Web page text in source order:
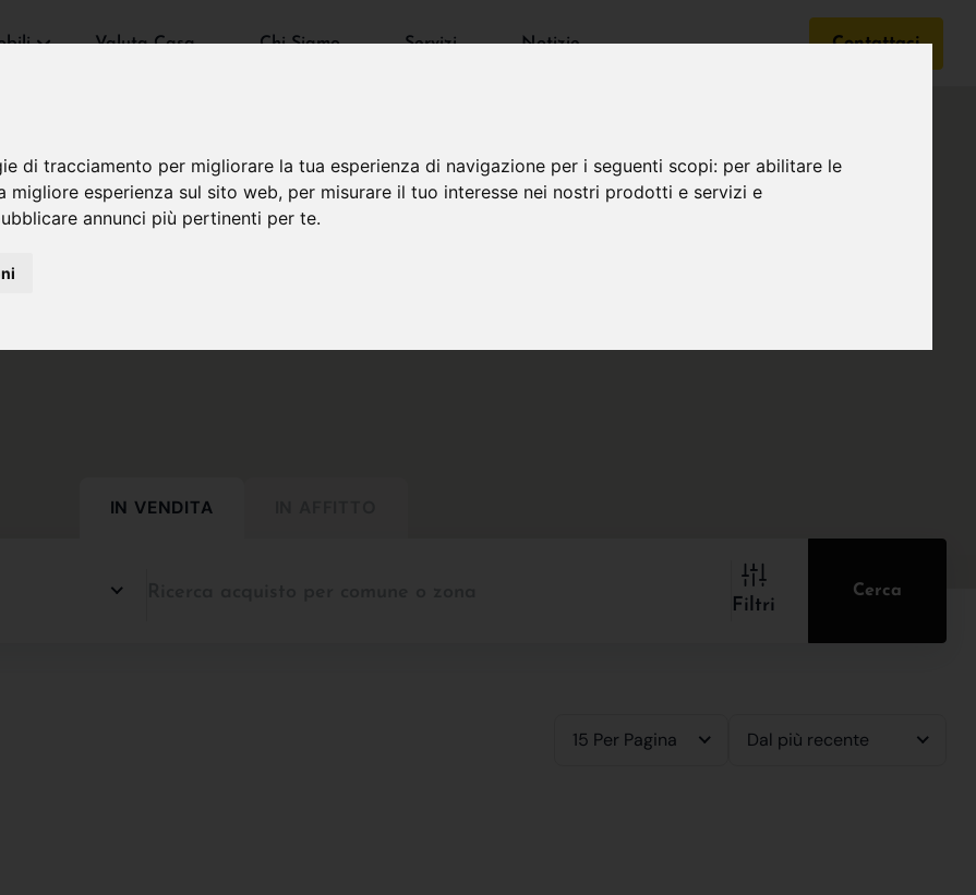
di tracciamento per migliorare la tua esperienza di navigazione per i seguenti scopi: per abilitare le
migliore esperienza sul sito web, per misurare il tuo interesse nei nostri prodotti e servizi e
annunci più pertinenti per te.
Valuta Casa Chi Siamo Servizi Notizie Contattaci
IN VENDITA
Filtri
Cerca
15 Per Pagina Dal più recente